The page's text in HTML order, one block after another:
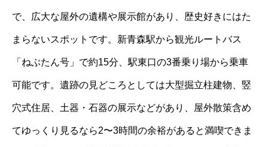
で、広大な屋外の遺構や展示館があり、歴史好きにはた
まらないスポットです。新青森駅から観光ルートバス
「ねぶたん号」で約15分、駅東口の3番乗り場から乗車
可能です。遺跡の見どころとしては大型掘立柱建物、竪
穴式住居、土器・石器の展示などがあり、屋外散策含め
てゆっくり見るなら2〜3時間の余裕があると満喫できま